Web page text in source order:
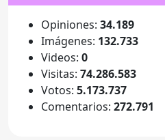
Opiniones: 34.189
Imágenes: 132.733
Videos: 0
Visitas: 74.286.583
Votos: 5.173.737
Comentarios: 272.791